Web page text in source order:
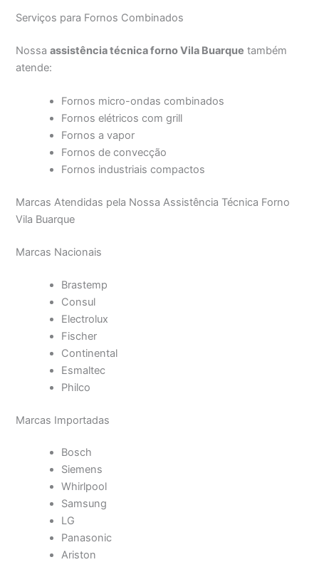
Serviços para Fornos Combinados
Nossaassistência técnica forno Vila Buarque também
atende:
Fornos micro-ondas combinados
Fornos elétricos com grill
Fornos a vapor
Fornos de convecção
Fornos industriais compactos
Marcas Atendidas pela Nossa Assistência Técnica Forno
Vila Buarque
Marcas Nacionais
Brastemp
Consul
Electrolux
Fischer
Continental
Esmaltec
Philco
Marcas Importadas
Bosch
Siemens
Whirlpool
Samsung
LG
Panasonic
Ariston